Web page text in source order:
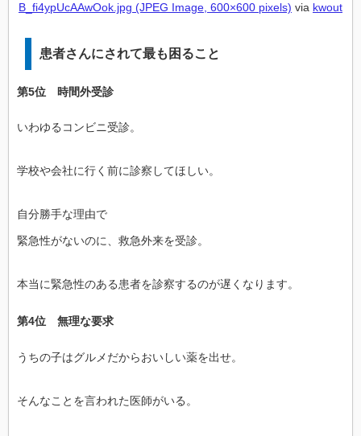
B_fi4ypUcAAwOok.jpg (JPEG Image, 600×600 pixels) via kwout
患者さんにされて最も困ること
第5位 時間外受診
いわゆるコンビニ受診。
学校や会社に行く前に診察してほしい。
自分勝手な理由で
緊急性がないのに、救急外来を受診。
本当に緊急性のある患者を診察するのが遅くなります。
第4位 無理な要求
うちの子はグルメだからおいしい薬を出せ。
そんなことを言われた医師がいる。